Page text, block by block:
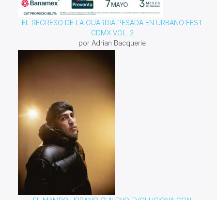
EL REGRESO DE LA GUARDIA PESADA EN URBANO FEST
CDMX VOL. 2
por Adrian Bacquerie